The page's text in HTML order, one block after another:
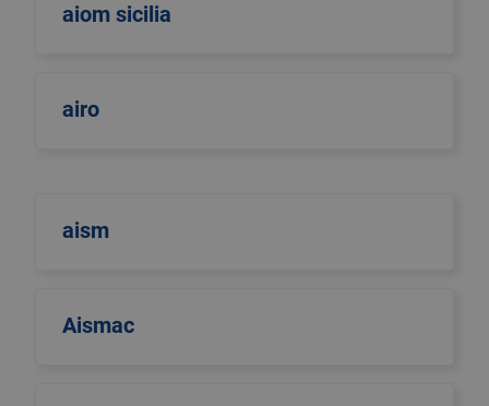
aiom sicilia
airo
aism
Aismac